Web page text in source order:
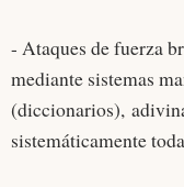
- Ataques de fuerza
mediante sistemas
(diccionarios),
sistemáticamente